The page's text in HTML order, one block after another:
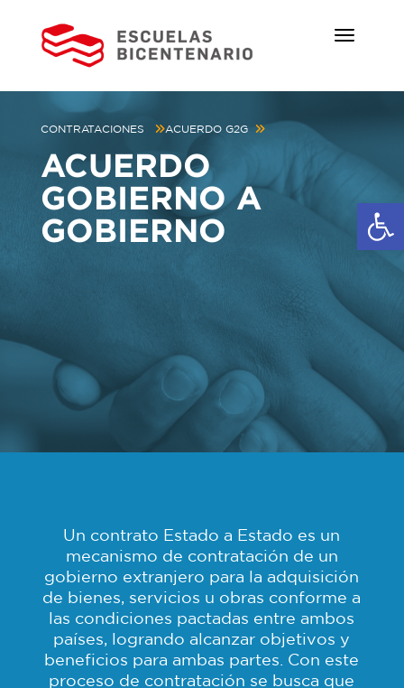
CONTRATACIONES ACUERDO G2G
ACUERDO
GOBIERNO A
GOBIERNO
Un contrato Estado a Estado es un
mecanismo de contratación de un
gobierno extranjero para la adquisición
de bienes, servicios u obras conforme a
las condiciones pactadas entre ambos
países, logrando alcanzar objetivos y
beneficios para ambas partes. Con este
proceso de contratación se busca que